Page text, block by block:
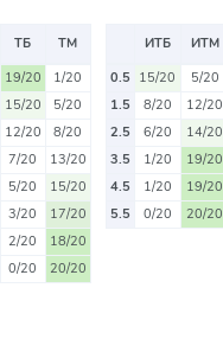
ТБ
ТМ
19/20
1/20
15/20
5/20
12/20
8/20
7/20
13/20
5/20
15/20
3/20
17/20
2/20
18/20
0/20 20/20
ИТБ
ИТМ
0.5 15/20
5/20
1.5
8/20
12/20
2.5
6/20
14/20
3.5
1/20
19/20
4.5
1/20
19/20
5.5
0/20 20/20